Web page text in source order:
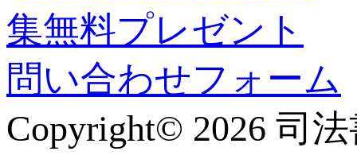
Copyright© 2026 司